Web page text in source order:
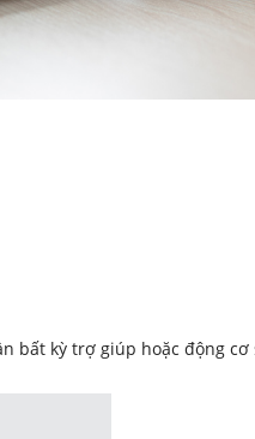
kỳ trợ giúp hoặc động cơ